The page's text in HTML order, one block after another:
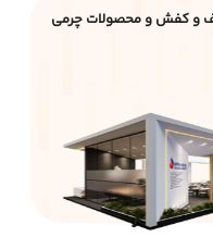
و کفش و محصولات چرمی